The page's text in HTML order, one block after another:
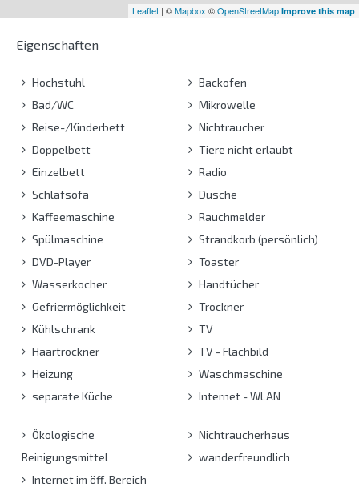
Leaflet | ©Mapbox ©OpenStreetMap Improve this map
Eigenschaften
Hochstuhl
Bad/WC
Reise-/Kinderbett
Doppelbett
Einzelbett
Schlafsofa
Kaffeemaschine
Spülmaschine
DVD-Player
Wasserkocher
Gefriermöglichkeit
Kühlschrank
Haartrockner
Heizung
separate Küche
Backofen
Mikrowelle
Nichtraucher
Tiere nicht erlaubt
Radio
Dusche
Rauchmelder
Strandkorb (persönlich)
Toaster
Handtücher
Trockner
TV
TV - Flachbild
Waschmaschine
Internet - WLAN
Ökologische
Reinigungsmittel
Internet im öff. Bereich
Nichtraucherhaus
wanderfreundlich